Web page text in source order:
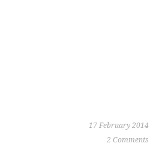
17 February 2014
2 Comments